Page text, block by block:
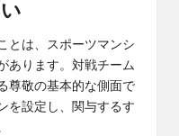
とは、スポーツマンシ
あります。対戦チーム
尊敬の基本的な側面で
を設定し、関与するす